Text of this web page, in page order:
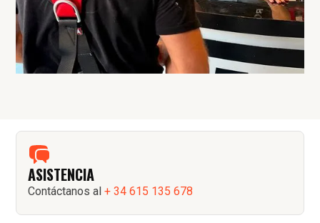
ASISTENCIA
Contáctanos al+ 34 615 135 678